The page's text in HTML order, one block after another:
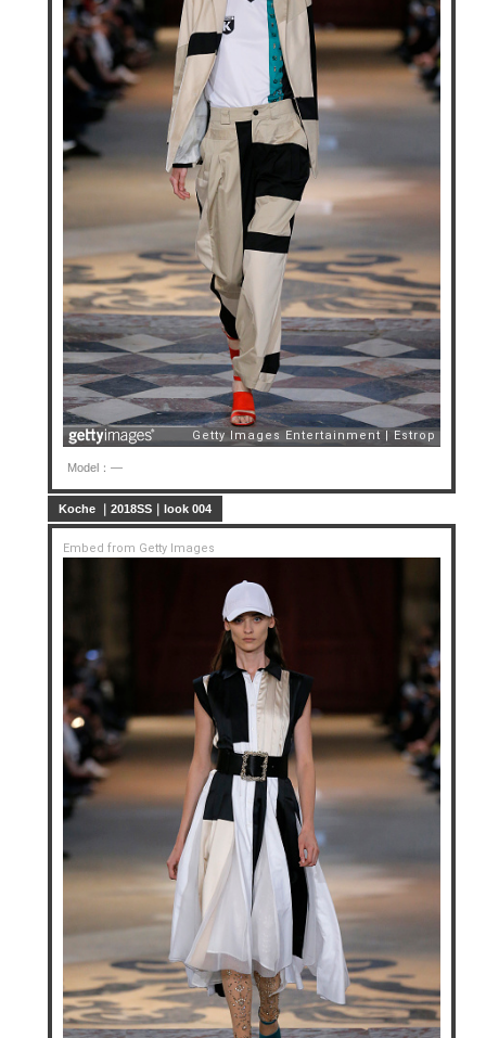
Model：—
Koche ｜2018SS｜look 004
Embed from Getty Images